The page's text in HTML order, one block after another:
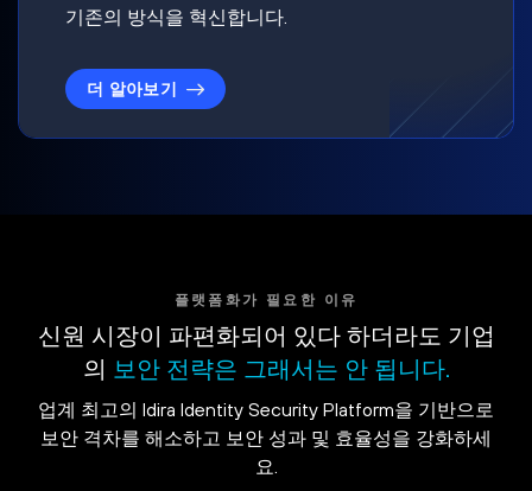
기존의 방식을 혁신합니다.
더 알아보기
플랫폼화가 필요한 이유
신원 시장이 파편화되어 있다 하더라도 기업
의 보안 전략은 그래서는 안 됩니다.
업계 최고의 Idira Identity Security Platform을 기반으로
보안 격차를 해소하고 보안 성과 및 효율성을 강화하세
요.